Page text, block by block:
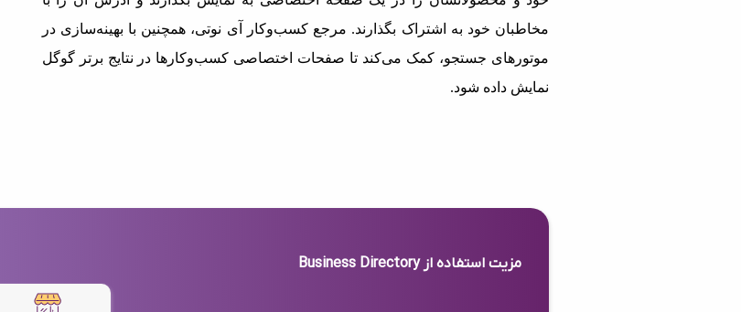
مخاطبان خود به اشتراک بگذارند. مرجع کسب‌وکار آی نوتی، همچنین با بهینه‌سازی در
موتورهای جستجو، کمک می‌کند تا صفحات اختصاصی کسب‌وکارها در نتایج برتر گوگل
نمایش داده شود.
مزیت استفاده از Business Directory